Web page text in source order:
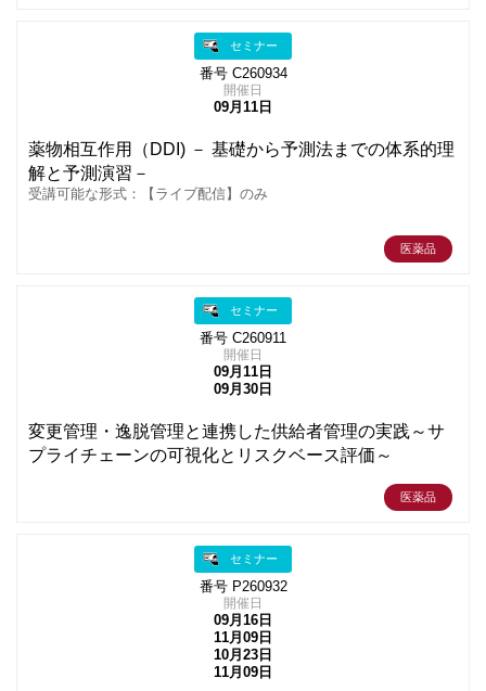
セミナー
番号 C260934
開催日
09月11日
薬物相互作用（DDI) － 基礎から予測法までの体系的理
解と予測演習－
受講可能な形式：【ライブ配信】のみ
医薬品
セミナー
番号 C260911
開催日
09月11日
09月30日
変更管理・逸脱管理と連携した供給者管理の実践～サ
プライチェーンの可視化とリスクベース評価～
医薬品
セミナー
番号 P260932
開催日
09月16日
11月09日
10月23日
11月09日